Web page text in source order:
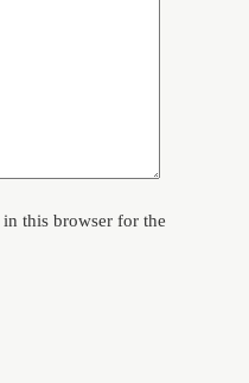
this browser for the